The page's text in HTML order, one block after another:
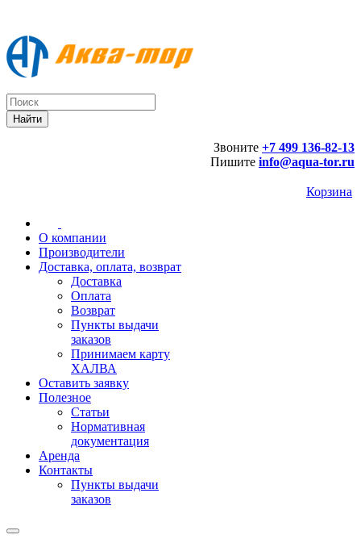
Звоните +7 499 136-82-13
Пишите info@aqua-tor.ru
Корзина
О компании
Производители
Доставка, оплата, возврат
Доставка
Оплата
Возврат
Пункты выдачи
заказов
Принимаем карту
ХАЛВА
Оставить заявку
Полезное
Статьи
Нормативная
документация
Аренда
Контакты
Пункты выдачи
заказов